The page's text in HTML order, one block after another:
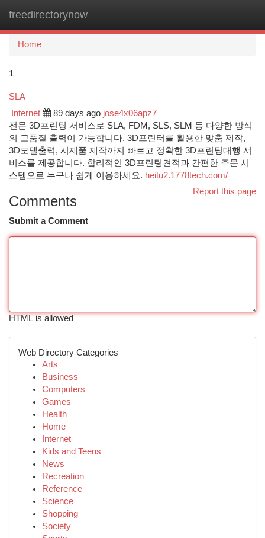
freedirectorynow
Home
1
SLA
Internet 89 days ago jose4x06apz7
전문 3D프린팅 서비스로 SLA, FDM, SLS, SLM 등 다양한 방식
의 고품질 출력이 가능합니다. 3D프린터를 활용한 맞춤 제작,
3D모델출력, 시제품 제작까지 빠르고 정확한 3D프린팅대행 서
비스를 제공합니다. 합리적인 3D프린팅견적과 간편한 주문 시
스템으로 누구나 쉽게 이용하세요. heitu2.1778tech.com/
Report this page
Comments
Submit a Comment
HTML is allowed
Web Directory Categories
Arts
Business
Computers
Games
Health
Home
Internet
Kids and Teens
News
Recreation
Reference
Science
Shopping
Society